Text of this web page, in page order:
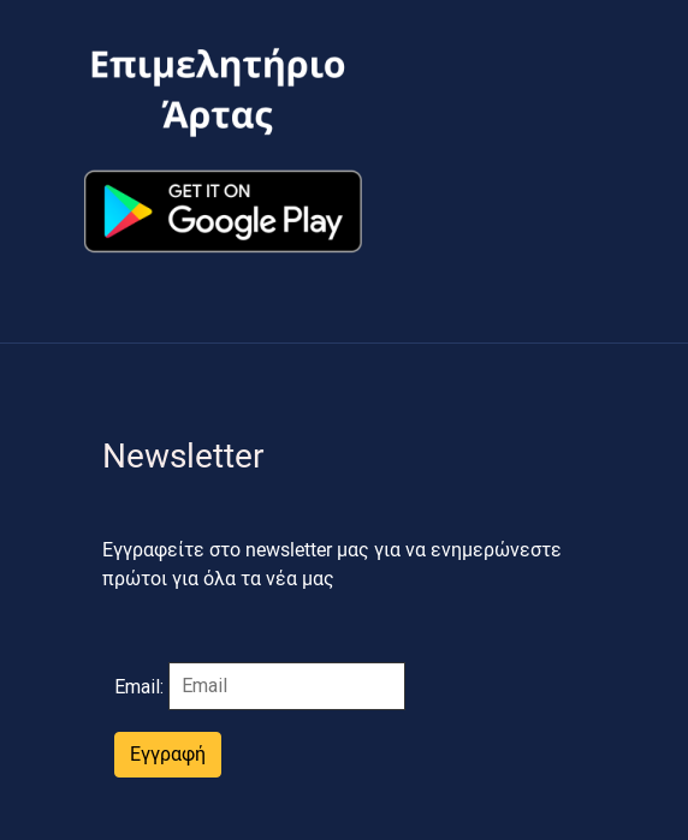
Newsletter
Εγγραφείτε στο newsletter μας για να ενημερώνεστε
πρώτοι για όλα τα νέα μας
Email:
Εγγραφή